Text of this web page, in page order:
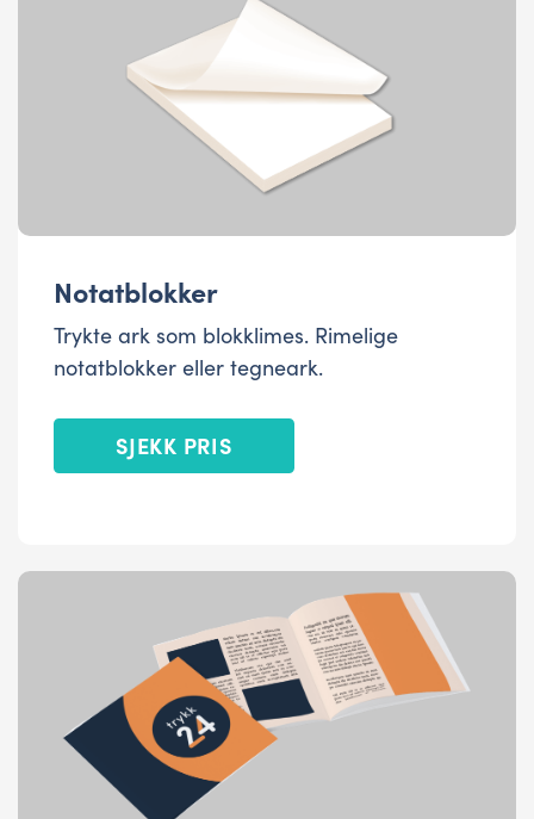
Notatblokker
Trykte ark som blokklimes. Rimelige
notatblokker eller tegneark.
SJEKK PRIS